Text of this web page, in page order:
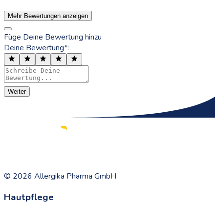
Mehr Bewertungen anzeigen
Füge Deine Bewertung hinzu
Deine Bewertung*:
Weiter
© 2026 Allergika Pharma GmbH
Hautpflege